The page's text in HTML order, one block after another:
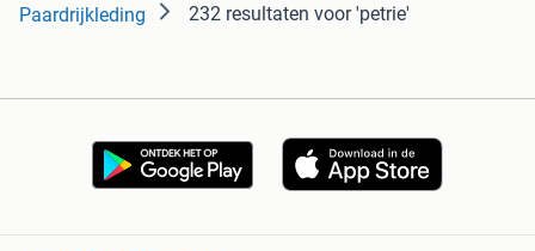
Paardrijkleding 232 resultaten voor 'petrie'